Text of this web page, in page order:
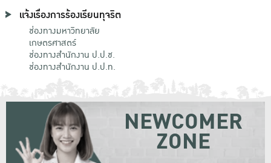
แจ้งเรื่องการร้องเรียนทุจริต
ช่องทางมหาวิทยาลัย
เกษตรศาสตร์
ช่องทางสำนักงาน ป.ป.ช.
ช่องทางสำนักงาน ป.ป.ท.
NEWCOMER
ZONE